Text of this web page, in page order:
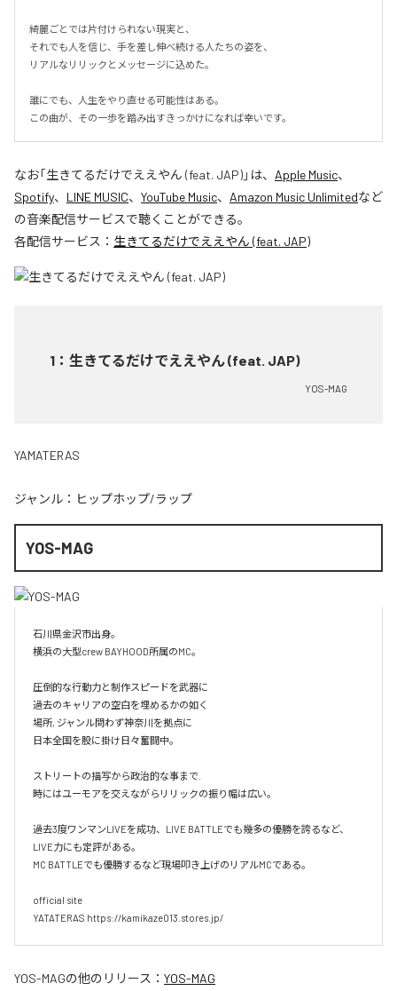
綺麗ごとでは片付けられない現実と、
それでも人を信じ、手を差し伸べ続ける人たちの姿を、
リアルなリリックとメッセージに込めた。
誰にでも、人生をやり直せる可能性はある。
この曲が、その一歩を踏み出すきっかけになれば幸いです。
なお「生きてるだけでええやん (feat. JAP)」は、 Apple Music、
Spotify、 LINE MUSIC、 YouTube Music、 Amazon Music Unlimitedなど
の音楽配信サービスで聴くことができる。
各配信サービス： 生きてるだけでええやん (feat. JAP)
1 ： 生きてるだけでええやん (feat. JAP)
YOS-MAG
YAMATERAS
ジャンル： ヒップホップ/ラップ
YOS-MAG
石川県金沢市出身。
横浜の大型crew BAYHOOD所属のMC。
圧倒的な行動力と制作スピードを武器に
過去のキャリアの空白を埋めるかの如く
場所, ジャンル問わず神奈川を拠点に
日本全国を股に掛け日々奮闘中。
ストリートの描写から政治的な事まで.
時にはユーモアを交えながらリリックの振り幅は広い。
過去3度ワンマンLIVEを成功、LIVE BATTLEでも幾多の優勝を誇るなど、
LIVE力にも定評がある。
MC BATTLEでも優勝するなど現場叩き上げのリアルMCである。
official site
YATATERAS https://kamikaze013.stores.jp/
YOS-MAGの他のリリース： YOS-MAG